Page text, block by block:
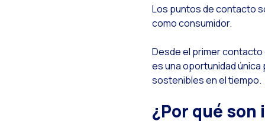
Los puntos de contacto
como consumidor.
Desde el primer
es una oportunidad
sostenibles en el tiempo.
¿Por qué